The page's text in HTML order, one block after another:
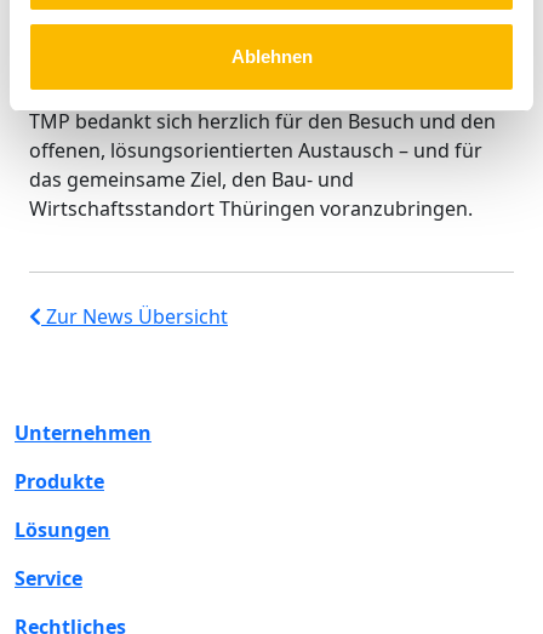
Ablehnen
John über das Unternehmen, das unter anderem
und Lösungen für das
TMP bedankt sich herzlich für den Besuch und den
offenen, lösungsorientierten Austausch – und für
das gemeinsame Ziel, den Bau- und
Wirtschaftsstandort Thüringen voranzubringen.
Zur News Übersicht
Unternehmen
Produkte
Lösungen
Service
Rechtliches